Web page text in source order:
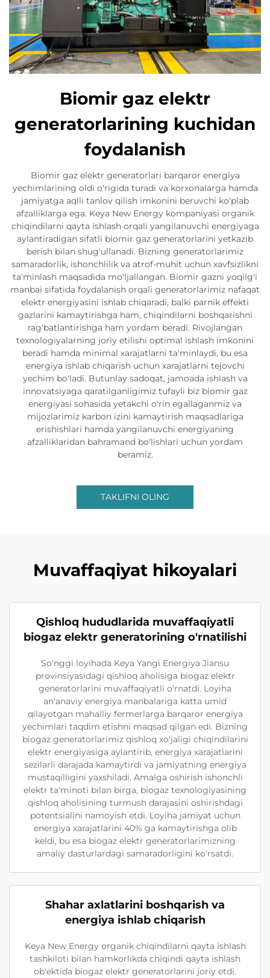
Biomir gaz elektr
generatorlarining kuchidan
foydalanish
Biomir gaz elektr generatorlari barqaror energiya
yechimlarining oldi o'rigida turadi va korxonalarga hamda
jamiyatga aqlli tanlov qilish imkonini beruvchi ko'plab
afzalliklarga ega. Keya New Energy kompaniyasi organik
chiqindilarni qayta ishlash orqali yangilanuvchi energiyaga
aylantiradigan sifatli biomir gaz generatorlarini yetkazib
berish bilan shug'ullanadi. Bizning generatorlarimiz
samaradorlik, ishonchlilik va atrof-muhit uchun xavfsizlikni
ta'minlash maqsadida mo'ljallangan. Biomir gazni yoqilg'i
manbai sifatida foydalanish orqali generatorlarimiz nafaqat
elektr energiyasini ishlab chiqaradi, balki parnik effekti
gazlarini kamaytirishga ham, chiqindilarni boshqarishni
rag'batlantirishga ham yordam beradi. Rivojlangan
texnologiyalarning joriy etilishi optimal ishlash imkonini
beradi hamda minimal xarajatlarni ta'minlaydi, bu esa
energiya ishlab chiqarish uchun xarajatlarni tejovchi
yechim bo'ladi. Butunlay sadoqat, jamoada ishlash va
innovatsiyaga qaratilganligimiz tufayli biz biomir gaz
energiyasi sohasida yetakchi o'rin egallaganmiz va
mijozlarimiz karbon izini kamaytirish maqsadlariga
erishishlari hamda yangilanuvchi energiyaning
afzalliklaridan bahramand bo'lishlari uchun yordam
beramiz.
TAKLIFNI OLING
Muvaffaqiyat hikoyalari
Qishloq hududlarida muvaffaqiyatli
biogaz elektr generatorining o'rnatilishi
So'nggi loyihada Keya Yangi Energiya Jiansu
provinsiyasidagi qishloq aholisiga biogaz elektr
generatorlarini muvaffaqiyatli o'rnatdi. Loyiha
an'anaviy energiya manbalariga katta umid
qilayotgan mahalliy fermerlarga barqaror energiya
yechimlari taqdim etishni maqsad qilgan edi. Bizning
biogaz generatorlarimiz qishloq xo'jaligi chiqindilarini
elektr energiyasiga aylantirib, energiya xarajatlarini
sezilarli darajada kamaytirdi va jamiyatning energiya
mustaqilligini yaxshiladi. Amalga oshirish ishonchli
elektr ta'minoti bilan birga, biogaz texnologiyasining
qishloq aholisining turmush darajasini oshirishdagi
potentsialini namoyish etdi. Loyiha jamiyat uchun
energiya xarajatlarini 40% ga kamaytirishga olib
keldi, bu esa biogaz elektr generatorlarimizning
amaliy dasturlardagi samaradorligini ko'rsatdi.
Shahar axlatlarini boshqarish va
energiya ishlab chiqarish
Keya New Energy organik chiqindilarni qayta ishlash
tashkiloti bilan hamkorlikda chiqindi qayta ishlash
ob'ektida biogaz elektr generatorlarini joriy etdi.